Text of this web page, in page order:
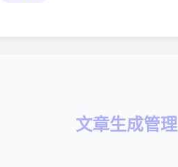
文章生成管理